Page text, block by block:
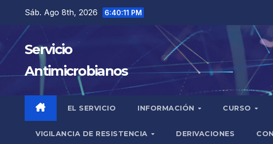
contenido
Sáb. Ago 8th, 2026 6:40:12 PM
Servicio
Antimicrobianos
EL SERVICIO INFORMACIÓN CURSO
VIGILANCIA DE RESISTENCIA DERIVACIONES